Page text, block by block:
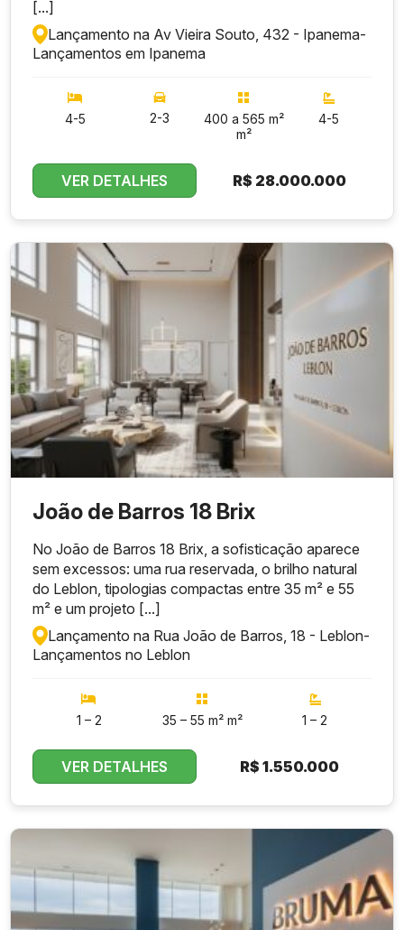
[...]
Lançamento na Av Vieira Souto, 432 - Ipanema-
Lançamentos em Ipanema
4-5 2-3
400 a 565 m²
m²
4-5
VER DETALHES R$ 28.000.000
João de Barros 18 Brix
No João de Barros 18 Brix, a sofisticação aparece
sem excessos: uma rua reservada, o brilho natural
do Leblon, tipologias compactas entre 35 m² e 55
m² e um projeto [...]
Lançamento na Rua João de Barros, 18 - Leblon-
Lançamentos no Leblon
1 – 2 35 – 55 m² m² 1 – 2
VER DETALHES R$ 1.550.000